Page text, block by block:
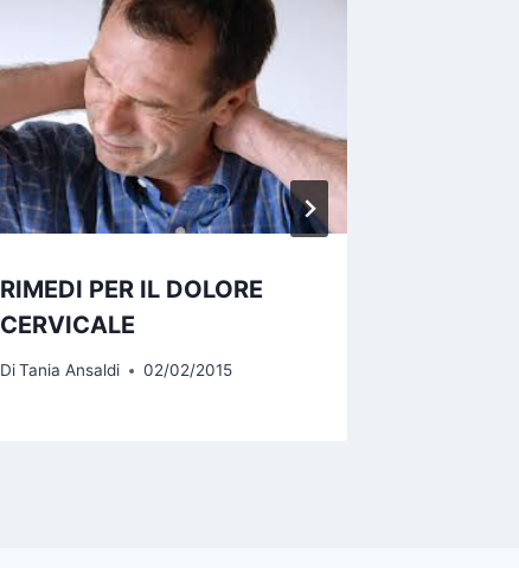
RIMEDI PER IL DOLORE
CERVICALE
Di Tania Ansaldi 02/02/2015